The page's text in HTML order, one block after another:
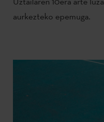
aurkezteko epemuga.